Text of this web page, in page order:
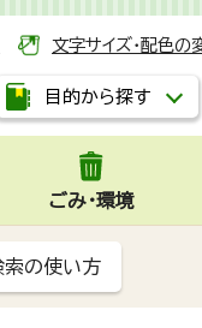
文字サイズ・配色の
目的から探す
ごみ・環境
索の使い方